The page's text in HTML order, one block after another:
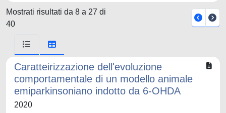
Mostrati risultati da 8 a 27 di
40
Caratteirizzazione dell'evoluzione
comportamentale di un modello animale
emiparkinsoniano indotto da 6-OHDA
2020